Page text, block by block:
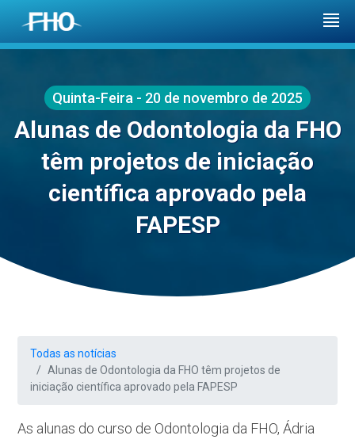
Quinta-Feira - 20 de novembro de 2025
Alunas de Odontologia da FHO
têm projetos de iniciação
científica aprovado pela
FAPESP
Todas as notícias
Alunas de Odontologia da FHO têm projetos de
iniciação científica aprovado pela FAPESP
As alunas do curso de Odontologia da FHO, Ádria